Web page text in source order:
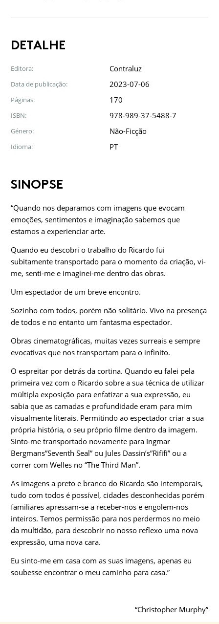
DETALHE
Editora: Contraluz
Data de publicação: 2023-07-06
Páginas: 170
ISBN: 978-989-37-5488-7
Género: Não-Ficção
Idioma: PT
SINOPSE
“Quando nos deparamos com imagens que evocam
emoções, sentimentos e imaginação sabemos que
estamos a experienciar arte.
Quando eu descobri o trabalho do Ricardo fui
subitamente transportado para o momento da criação, vi-
me, senti-me e imaginei-me dentro das obras.
Um espectador de um breve encontro.
Sozinho com todos, porém não solitário. Vivo na presença
de todos e no entanto um fantasma espectador.
Obras cinematográficas, muitas vezes surreais e sempre
evocativas que nos transportam para o infinito.
O espreitar por detrás da cortina. Quando eu falei pela
primeira vez com o Ricardo sobre a sua técnica de utilizar
múltipla exposição para enfatizar a sua expressão, eu
sabia que as camadas e profundidade eram para mim
visualmente literais. Permitindo ao espectador criar a sua
própria história, o seu próprio filme dentro da imagem.
Sinto-me transportado novamente para Ingmar
Bergmans”Seventh Seal” ou Jules Dassin’s”Rififi” ou a
correr com Welles no “The Third Man”.
As imagens a preto e branco do Ricardo são intemporais,
tudo com todos é possível, cidades desconhecidas porém
familiares apressam-se a receber-nos e engolem-nos
inteiros. Temos permissão para nos perdermos no meio
da multidão, para descobrir no nosso reflexo uma nova
expressão, uma nova cara.
Eu sinto-me em casa com as suas imagens, apenas eu
soubesse encontrar o meu caminho para casa.”
“Christopher Murphy”